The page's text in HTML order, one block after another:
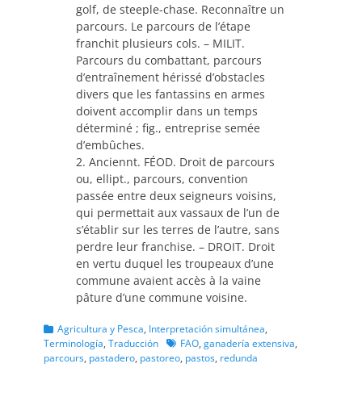
golf, de steeple-chase. Reconnaître un
parcours. Le parcours de l’étape
franchit plusieurs cols. – MILIT.
Parcours du combattant, parcours
d’entraînement hérissé d’obstacles
divers que les fantassins en armes
doivent accomplir dans un temps
déterminé ; fig., entreprise semée
d’embûches.
2. Anciennt. FÉOD. Droit de parcours
ou, ellipt., parcours, convention
passée entre deux seigneurs voisins,
qui permettait aux vassaux de l’un de
s’établir sur les terres de l’autre, sans
perdre leur franchise. – DROIT. Droit
en vertu duquel les troupeaux d’une
commune avaient accès à la vaine
pâture d’une commune voisine.
Categorias
Agricultura y Pesca, Interpretación simultánea,
Terminología, Traducción Etiquetas
FAO, ganadería extensiva,
parcours, pastadero, pastoreo, pastos, redunda